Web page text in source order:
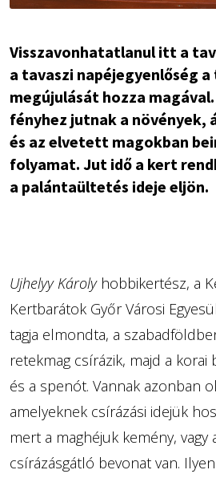
Visszavonhatatlanul itt a
a tavaszi napéjegyenlőség
megújulását hozza
fényhez jutnak a növények,
és az elvetett magokban
folyamat. Jut idő a kert
a palántaültetés ideje eljön.
Ujhelyy Károlyhobbikertész, a
Kertbarátok Győr Városi
tagja elmondta, a
retekmag csírázik, majd a korai
és a spenót. Vannak azonban
amelyeknek csírázási idejük
mert a maghéjuk kemény, vagy
csírázásgátló bevonat van.